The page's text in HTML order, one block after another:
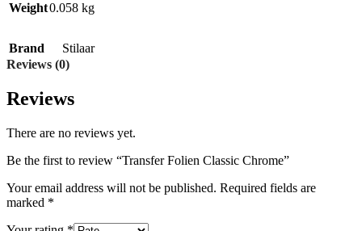
Weight0.058 kg
Brand
Stilaar
Reviews (0)
Reviews
There are no reviews yet.
Be the first to review “Transfer Folien Classic Chrome”
Your email address will not be published. Required fields are
marked *